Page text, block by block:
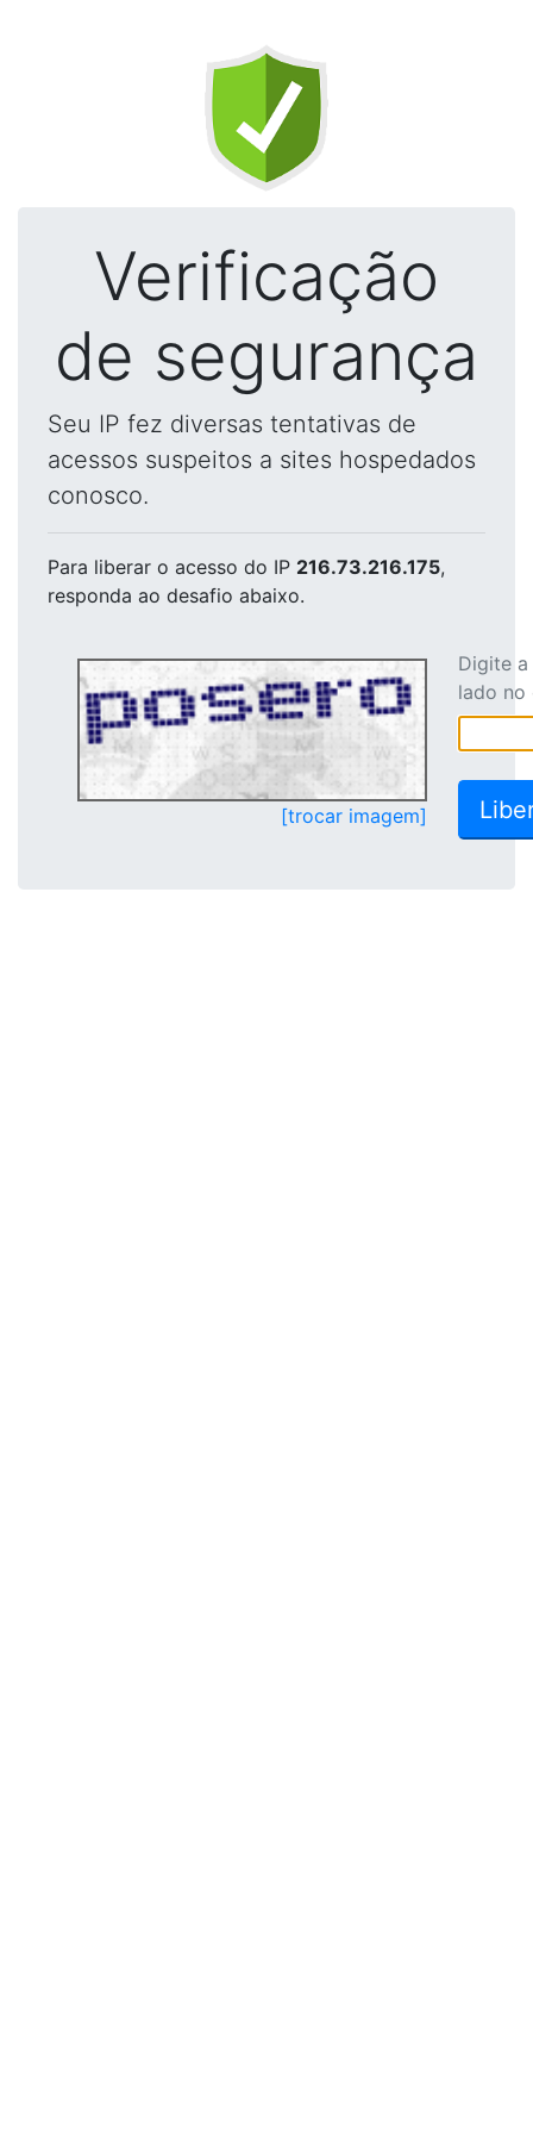
Verificação
de segurança
Seu IP fez diversas tentativas de
acessos suspeitos a sites hospedados
conosco.
Para liberar o acesso do IP 216.73.216.175,
responda ao desafio abaixo.
[trocar imagem]
Digite
lado no